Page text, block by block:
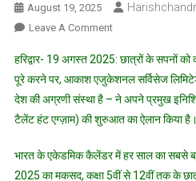
August 19, 2025
Leave A CommentOn
एजुकेशनल
सर्विसेज
लिमिटेड
(AESL)
एंथे
के
हरिद्वार- 19 अगस्त 2025: छात्रों के सपनों
पूरे करने पर, आकाश एजुकेशनल सर्विसेज
देश की अग्रणी संस्था है – ने अपने प्रमुख
टैलेंट हंट एग्ज़ाम) की शुरुआत का ऐलान किया है।
भारत के एकेडमिक कैलेंडर में हर साल का सबसे
2025 का मकसद, कक्षा 5वीं से 12वीं तक के